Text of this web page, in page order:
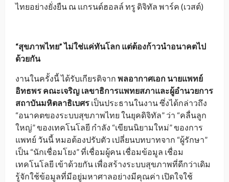
ไทยอย่างยั่งยืน ณ แกรนด์ฮอลล์ ทรู ดิจิทัล พาร์ค (เวสต์)
“สุขภาพไทย” ไม่ใช่แค่ทันโลก แต่ต้องก้าวนำอนาคตไป
ด้วยกัน
งานในครั้งนี้ ได้รับเกียรติจาก พลอากาศเอก นายแพทย์
อิทธพร คณะเจริญ เลขาธิการแพทยสภาและผู้อำนวยการ
สถาบันมหิตลาธิเบศร เป็นประธานในงาน ซึ่งได้กล่าวถึง
“อนาคตของระบบสุขภาพไทย ในยุคดิจิทัล” ว่า “คลื่นลูก
ใหญ่” ของเทคโนโลยี กำลัง “เขียนนิยามใหม่” ของการ
แพทย์ วันนี้ หมอต้องปรับตัว เปลี่ยนบทบาทจาก “ผู้รักษา”
เป็น “นักเชื่อมโยง” ที่เชื่อมผู้คน เชื่อมข้อมูล เชื่อม
เทคโนโลยี เข้าด้วยกัน เพื่อสร้างระบบสุขภาพที่ดีกว่าเดิม
รู้จักใช้ข้อมูลที่มีอยู่มหาศาลอย่างมีคุณค่า เปิดใจใช้